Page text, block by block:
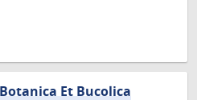
Et Bucolica